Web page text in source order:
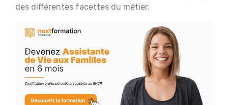
des différentes facettes du métier.